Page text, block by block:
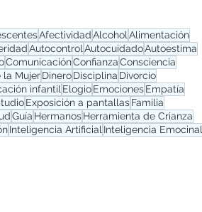
AfectividadAlcohol Alimentación
Autocontrol AutocuidadoAutoestima
ComunicaciónConfianzaConsciencia
la MujerDineroDisciplina Divorcio
infantil ElogioEmocionesEmpatía
Exposición a pantallasFamilia
Guía HermanosHerramienta de Crianza
Inteligencia Artificial Inteligencia Emocinal